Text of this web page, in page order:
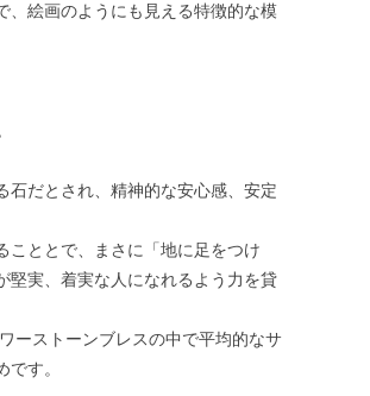
、絵画のようにも見える特徴的な模
石だとされ、精神的な安心感、安定
こととで、まさに「地に足をつけ
堅実、着実な人になれるよう力を貸
ーストーンブレスの中で平均的なサ
す。